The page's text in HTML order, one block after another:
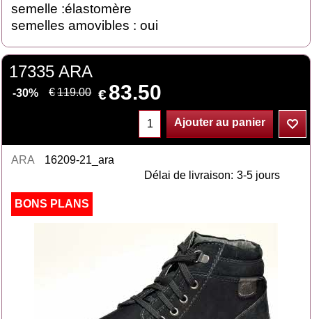
semelle :élastomère
semelles amovibles : oui
17335 ARA
-30% €119.00 €83.50
Ajouter au panier
ARA
16209-21_ara
Délai de livraison: 3-5 jours
BONS PLANS